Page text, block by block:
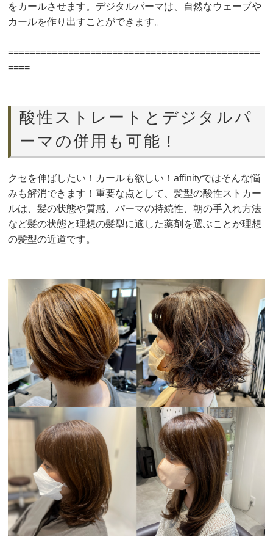
をカールさせます。デジタルパーマは、自然なウェーブや
カールを作り出すことができます。
==============================================
====
酸性ストレートとデジタルパ
ーマの併用も可能！
クセを伸ばしたい！カールも欲しい！affinityではそんな悩
みも解消できます！重要な点として、髪型の酸性ストカー
ルは、髪の状態や質感、パーマの持続性、朝の手入れ方法
など髪の状態と理想の髪型に適した薬剤を選ぶことが理想
の髪型の近道です。